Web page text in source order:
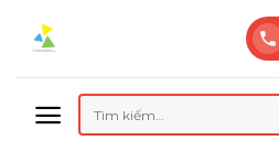
Tìm
kiếm: